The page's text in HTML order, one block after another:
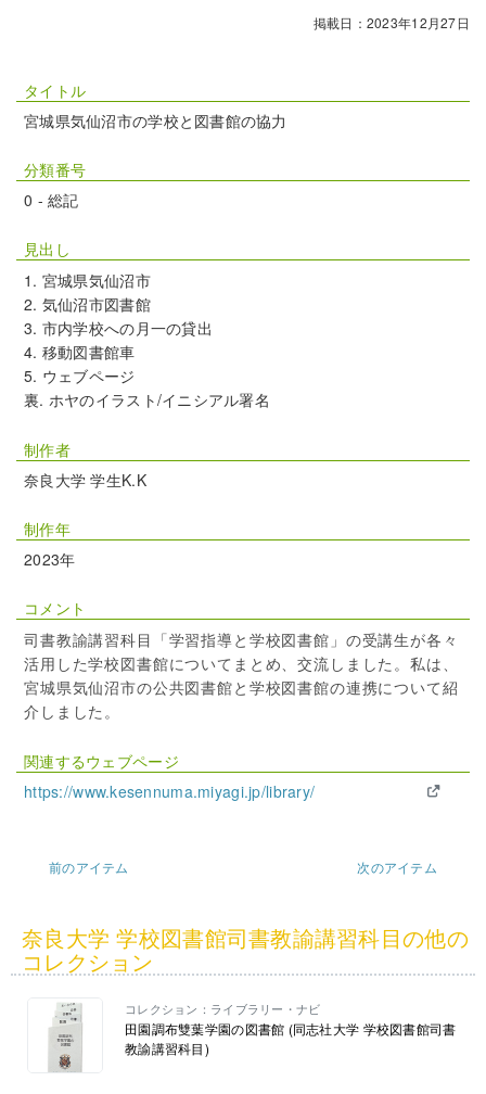
掲載日：2023年12月27日
タイトル
宮城県気仙沼市の学校と図書館の協力
分類番号
0 - 総記
見出し
宮城県気仙沼市
気仙沼市図書館
市内学校への月一の貸出
移動図書館車
ウェブページ
裏. ホヤのイラスト/イニシアル署名
制作者
奈良大学 学生K.K
制作年
2023年
コメント
司書教諭講習科目「学習指導と学校図書館」の受講生が各々
活用した学校図書館についてまとめ、交流しました。私は、
宮城県気仙沼市の公共図書館と学校図書館の連携について紹
介しました。
関連するウェブページ
https://www.kesennuma.miyagi.jp/library/
前のアイテム 次のアイテム
奈良大学 学校図書館司書教諭講習科目の他の
コレクション
コレクション：ライブラリー・ナビ
田園調布雙葉学園の図書館 (同志社大学 学校図書館司書
教諭講習科目)